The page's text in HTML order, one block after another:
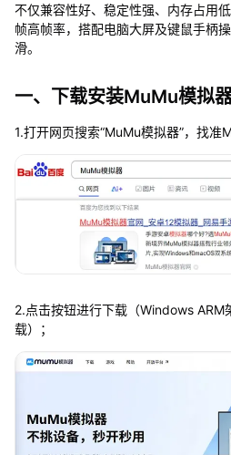
不仅兼容性好、稳定性强、内存占用
帧高帧率，搭配电脑大屏及键鼠手柄
滑。
一、下载安装MuMu模拟
1.打开网页搜索“MuMu模拟器”，找准
2.点击按钮进行下载（Windows ARM
载）；